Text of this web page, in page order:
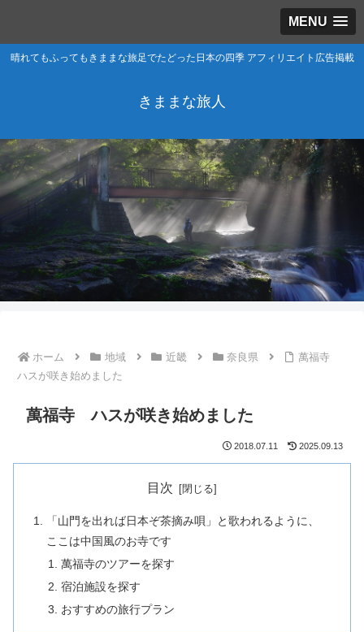
MENU
晴れてもふってもきままな旅足でたどった日本の四季 アフィリエイト広告掲載
きままな旅人
ホーム 地域 近畿 奈良県
萬福寺
ハスが咲き始めました
萬福寺 ハスが咲き始めました
2018.07.11 2025.09.13
目次
「山門を出れば日本ぞ茶摘み唄」と歌われるように、
ここは中国風のお寺です
萬福寺のツアーを探す
宿泊施設を探す
おすすめの旅行プラン